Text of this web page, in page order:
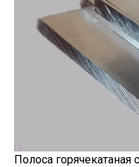
Полоса горячекатаная